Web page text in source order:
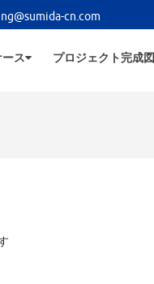
cn.com
ース プロジェクト完成図